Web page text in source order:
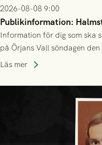
2026-08-08 9:00
Publikinformation:
Information för dig som ska
på Örjans Vall söndagen
Läs mer